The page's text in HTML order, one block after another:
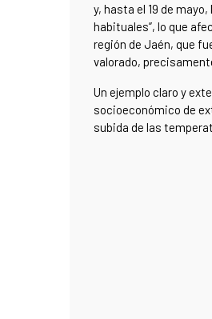
y, hasta el 19 de
habituales”, lo que
región de Jaén, que
valorado,
Un ejemplo claro y
socioeconómico de
subida de las